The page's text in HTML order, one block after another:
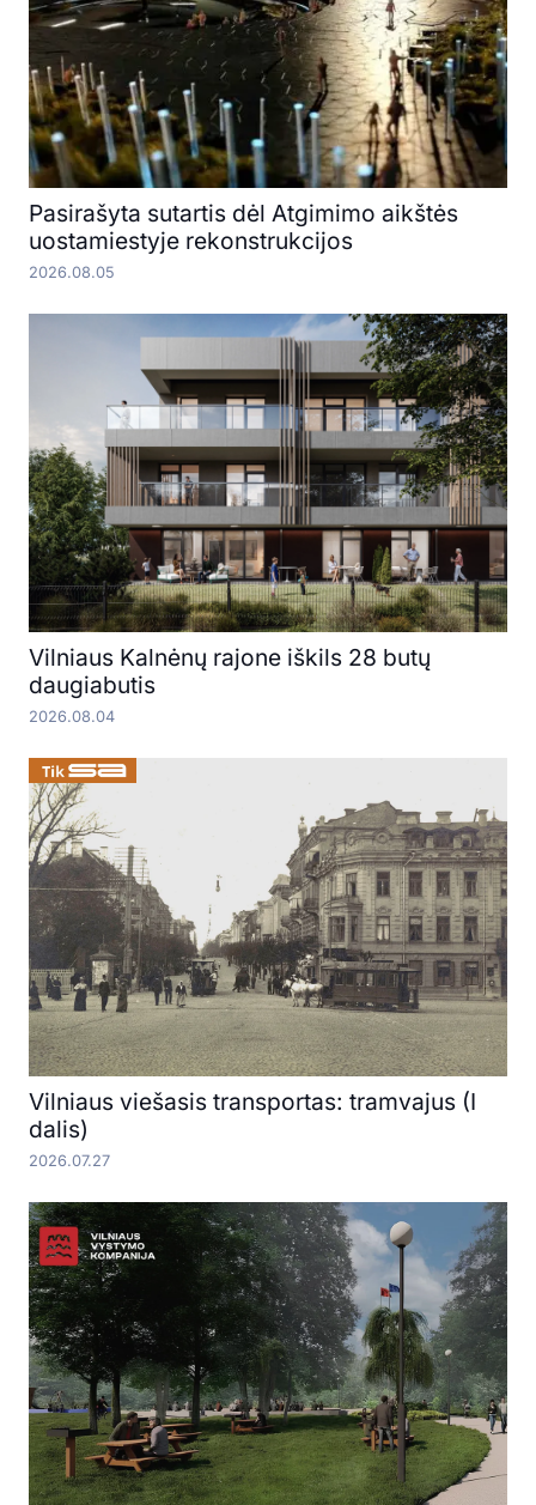
Pasirašyta sutartis dėl Atgimimo aikštės
uostamiestyje rekonstrukcijos
2026.08.05
Vilniaus Kalnėnų rajone iškils 28 butų
daugiabutis
2026.08.04
Vilniaus viešasis transportas: tramvajus (I
dalis)
2026.07.27